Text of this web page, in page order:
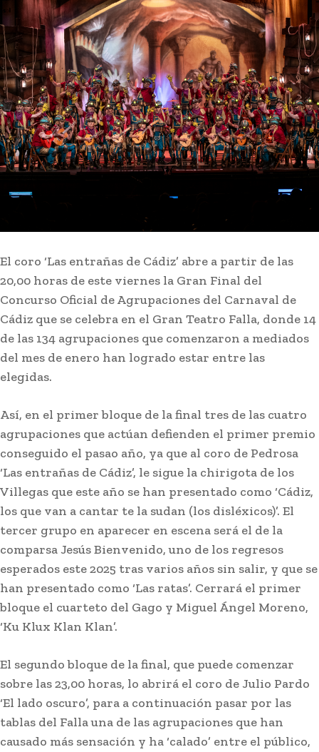
El coro ‘Las entrañas de Cádiz’ abre a partir de las
20,00 horas de este viernes la Gran Final del
Concurso Oficial de Agrupaciones del Carnaval de
Cádiz que se celebra en el Gran Teatro Falla, donde 14
de las 134 agrupaciones que comenzaron a mediados
del mes de enero han logrado estar entre las
elegidas.
Así, en el primer bloque de la final tres de las cuatro
agrupaciones que actúan defienden el primer premio
conseguido el pasao año, ya que al coro de Pedrosa
‘Las entrañas de Cádiz’, le sigue la chirigota de los
Villegas que este año se han presentado como ‘Cádiz,
los que van a cantar te la sudan (los disléxicos)’. El
tercer grupo en aparecer en escena será el de la
comparsa Jesús Bienvenido, uno de los regresos
esperados este 2025 tras varios años sin salir, y que se
han presentado como ‘Las ratas’. Cerrará el primer
bloque el cuarteto del Gago y Miguel Ángel Moreno,
‘Ku Klux Klan Klan’.
El segundo bloque de la final, que puede comenzar
sobre las 23,00 horas, lo abrirá el coro de Julio Pardo
‘El lado oscuro’, para a continuación pasar por las
tablas del Falla una de las agrupaciones que han
causado más sensación y ha ‘calado’ entre el público,